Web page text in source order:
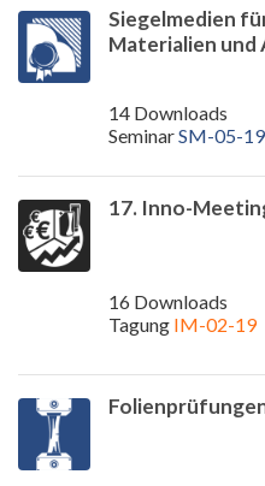
Siegelmedien
Materialien und
14 Downloads
SeminarSM-05-19
17. Inno-
16 Downloads
Tagung IM-02-19